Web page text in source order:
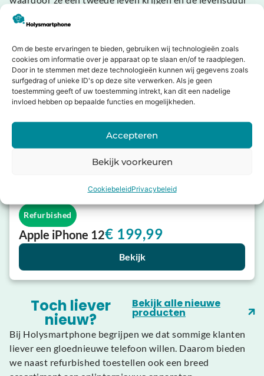
Om de beste ervaringen te bieden, gebruiken wij technologieën zoals
cookies om informatie over je apparaat op te slaan en/of te raadplegen.
Door in te stemmen met deze technologieën kunnen wij gegevens zoals
surfgedrag of unieke ID's op deze site verwerken. Als je geen
toestemming geeft of uw toestemming intrekt, kan dit een nadelige
invloed hebben op bepaalde functies en mogelijkheden.
Accepteren
Bekijk voorkeuren
CookiebeleidPrivacybeleid
van elektronica wordt verlengd.
Refurbished
Apple iPhone 12€ 199,99
Bekijk
Toch liever
nieuw?
Bekijk alle nieuwe
producten
Bij Holysmartphone begrijpen we dat sommige klanten
liever een gloednieuwe telefoon willen. Daarom bieden
we naast refurbished toestellen ook een breed